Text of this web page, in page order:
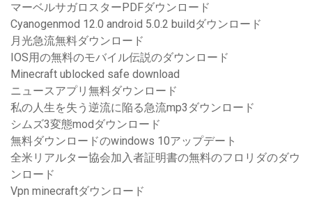
マーベルサガロスターPDFダウンロード
Cyanogenmod 12.0 android 5.0.2 buildダウンロード
月光急流無料ダウンロード
IOS用の無料のモバイル伝説のダウンロード
Minecraft ublocked safe download
ニュースアプリ無料ダウンロード
私の人生を失う逆流に陥る急流mp3ダウンロード
シムズ3変態modダウンロード
無料ダウンロードのwindows 10アップデート
全米リアルター協会加入者証明書の無料のフロリダのダウ
ンロード
Vpn minecraftダウンロード